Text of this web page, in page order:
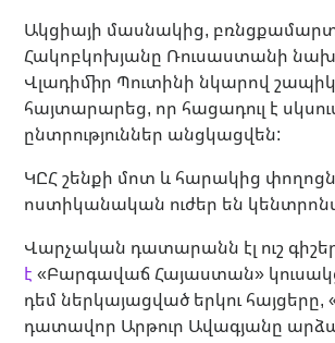
Ակցիայի մասնակից,
Հակոբկոխյանը Ռուսաստանի
Վլադիմիր Պուտինի նկարով
հայտարարեց, որ հացադուլ է
ընտրություններ անցկացվեն:
ԿԸՀ շենքի մոտ և հարակից
ոստիկանական ուժեր են
Վարչական դատարանն էլ ուշ
է «Բարգավաճ Հայաստան»
դեմ ներկայացված երկու հայցերը,
դատավոր Արթուր Ավագյանը